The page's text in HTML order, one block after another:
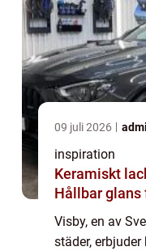
09 juli 2026
inspiration
Keramiskt
Hållbar glans
Visby, en av
städer,